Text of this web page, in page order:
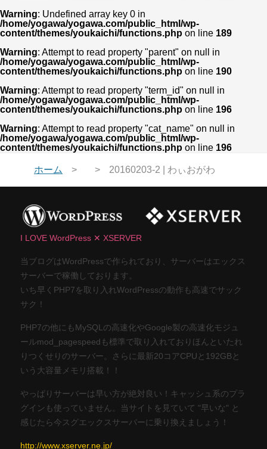
Warning: Undefined array key 0 in
/home/yogawa/yogawa.com/public_html/wp-
content/themes/youkaichi/functions.php on line 189
Warning: Attempt to read property "parent" on null in
/home/yogawa/yogawa.com/public_html/wp-
content/themes/youkaichi/functions.php on line 190
Warning: Attempt to read property "term_id" on null in
/home/yogawa/yogawa.com/public_html/wp-
content/themes/youkaichi/functions.php on line 196
Warning: Attempt to read property "cat_name" on null in
/home/yogawa/yogawa.com/public_html/wp-
content/themes/youkaichi/functions.php on line 196
ホーム 20160203-2 | わぃおがわ
I LOVE WordPress ✕ XSERVER
当ブログはWordPressで作られており、サーバーはエックス
サーバーで稼働しております。
いち早くPHP7を取り入れWordPressの動作も高速でサック
サク！
PHP7の他にもMySQLの高速化やGoogle製の高速化モジュ
ールmod_pagespeedも標準で取り入れておりほんといたれ
りつくせりのサーバー。さらに最新20コアCPUと192GBと
いう大容量メモリ搭載！！
やっぱりサーバーは早い方が絶対良い！キャッシュ系のプラ
グインも使っていません。当サイトを見ていて "早いな" と
感じたら今スグエックスサーバーに乗り換えましょう！
http://www.xserver.ne.jp/